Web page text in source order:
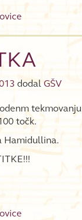
dodal GŠV
točk.
Hamidullina.